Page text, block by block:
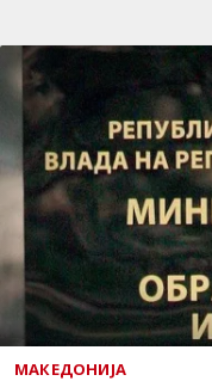
МАКЕДОНИЈА